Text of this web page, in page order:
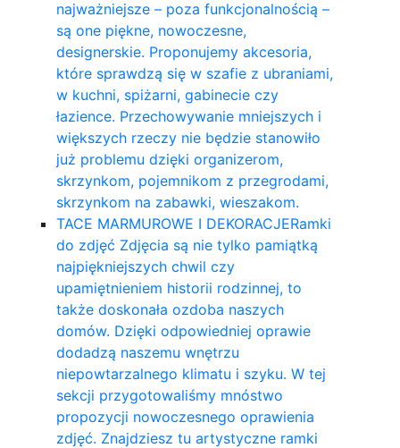
najważniejsze – poza funkcjonalnością –
są one piękne, nowoczesne,
designerskie. Proponujemy akcesoria,
które sprawdzą się w szafie z ubraniami,
w kuchni, spiżarni, gabinecie czy
łazience. Przechowywanie mniejszych i
większych rzeczy nie będzie stanowiło
już problemu dzięki organizerom,
skrzynkom, pojemnikom z przegrodami,
skrzynkom na zabawki, wieszakom.
TACE MARMUROWE I DEKORACJERamki
do zdjęć Zdjęcia są nie tylko pamiątką
najpiękniejszych chwil czy
upamiętnieniem historii rodzinnej, to
także doskonała ozdoba naszych
domów. Dzięki odpowiedniej oprawie
dodadzą naszemu wnętrzu
niepowtarzalnego klimatu i szyku. W tej
sekcji przygotowaliśmy mnóstwo
propozycji nowoczesnego oprawienia
zdjęć. Znajdziesz tu artystyczne ramki